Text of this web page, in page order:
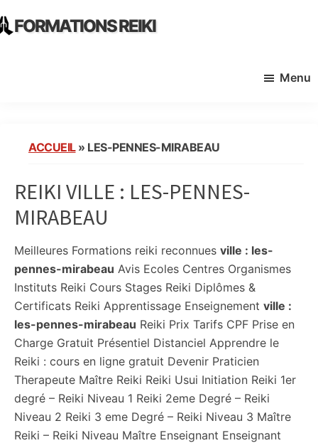
to
to FORMATIONS REIKI
Menu
ACCUEIL» LES-PENNES-MIRABEAU
REIKI VILLE : LES-PENNES-
MIRABEAU
Meilleures Formations reiki reconnues ville : les-
pennes-mirabeau Avis Ecoles Centres Organismes
Instituts Reiki Cours Stages Reiki Diplômes &
Certificats Reiki Apprentissage Enseignement ville :
les-pennes-mirabeau Reiki Prix Tarifs CPF Prise en
Charge Gratuit Présentiel Distanciel Apprendre le
Reiki : cours en ligne gratuit Devenir Praticien
Therapeute Maître Reiki Reiki Usui Initiation Reiki 1er
degré – Reiki Niveau 1 Reiki 2eme Degré – Reiki
Niveau 2 Reiki 3 eme Degré – Reiki Niveau 3 Maître
Reiki – Reiki Niveau Maître Enseignant Enseignant